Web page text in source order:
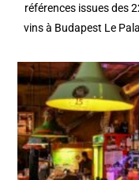
références issues des
vins à Budapest Le